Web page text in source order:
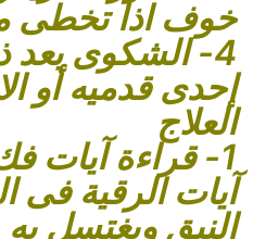
خوف اذا تخطى
4- الشكوى
إحدى قدميه أو
العلاج
1- قراءة آيات
آيات الرقية فى
النبق ويغتسل به